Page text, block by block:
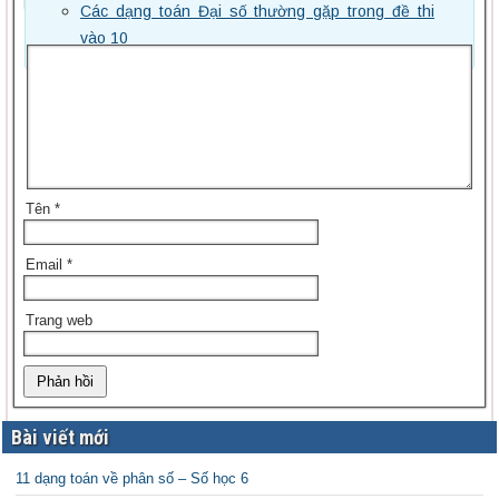
Các dạng toán Đại số thường gặp trong đề thi
vào 10
buộc được đánh dấu*
Bình luận
Tên *
Email *
Trang web
Bài viết mới
11 dạng toán về phân số – Số học 6